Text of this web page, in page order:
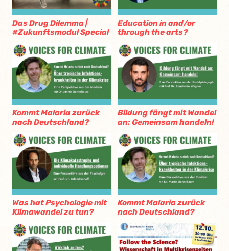
Das Drug Dilemma |
#Zukunftsmodul Special
Education in and/or
through the arts?
Kommt Malaria zurück
nach Deutschland?
Bildung fängt mit Wandel
an: Gemeinsam handeln!
Was hat Psychologie mit
Klimawandel zu tun?
Kommt Malaria zurück
nach Deutschland?